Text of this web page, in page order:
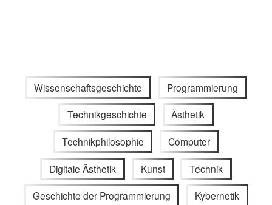
Wissenschaftsgeschichte Programmierung
Technikgeschichte Ästhetik
Technikphilosophie Computer
Digitale Ästhetik Kunst Technik
Geschichte der Programmierung Kybernetik